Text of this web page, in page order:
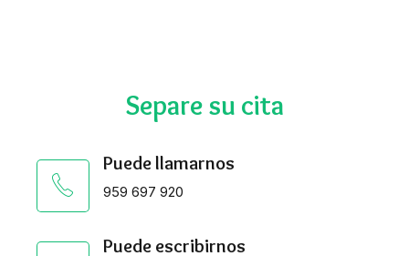
Separe su cita
Puede llamarnos
959 697 920
Puede escribirnos